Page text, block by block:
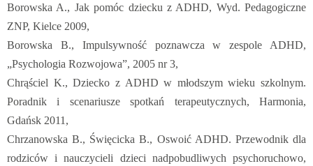
Borowska A., Jak pomóc dziecku z ADHD, Wyd. Pedagogiczne
ZNP, Kielce 2009,
Borowska B., Impulsywność poznawcza w zespole ADHD,
„Psychologia Rozwojowa”, 2005 nr 3,
Chrąściel K., Dziecko z ADHD w młodszym wieku szkolnym.
Poradnik i scenariusze spotkań terapeutycznych, Harmonia,
Gdańsk 2011,
Chrzanowska B., Święcicka B., Oswoić ADHD. Przewodnik dla
rodziców i nauczycieli dzieci nadpobudliwych psychoruchowo,